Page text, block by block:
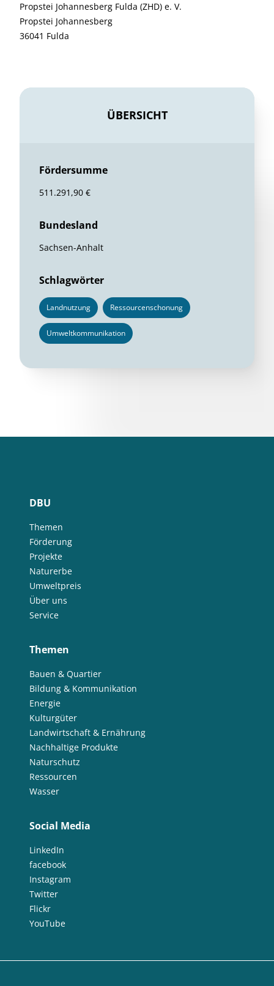
Propstei Johannesberg Fulda (ZHD) e. V.
Propstei Johannesberg
36041 Fulda
ÜBERSICHT
Fördersumme
511.291,90 €
Bundesland
Sachsen-Anhalt
Schlagwörter
Landnutzung Ressourcenschonung
Umweltkommunikation
DBU
Themen
Förderung
Projekte
Naturerbe
Umweltpreis
Über uns
Service
Themen
Bauen & Quartier
Bildung & Kommunikation
Energie
Kulturgüter
Landwirtschaft & Ernährung
Nachhaltige Produkte
Naturschutz
Ressourcen
Wasser
Social Media
LinkedIn
facebook
Instagram
Twitter
Flickr
YouTube